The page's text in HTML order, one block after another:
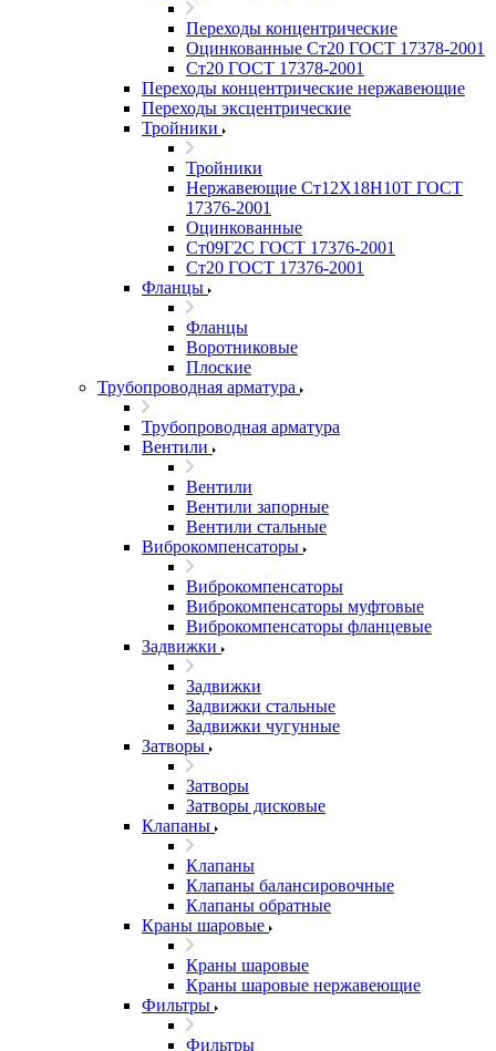
Переходы концентрические
Оцинкованные Ст20 ГОСТ 17378-2001
Ст20 ГОСТ 17378-2001
Переходы концентрические нержавеющие
Переходы эксцентрические
Тройники
Тройники
Нержавеющие Ст12Х18Н10Т ГОСТ
17376-2001
Оцинкованные
Ст09Г2С ГОСТ 17376-2001
Ст20 ГОСТ 17376-2001
Фланцы
Фланцы
Воротниковые
Плоские
Трубопроводная арматура
Трубопроводная арматура
Вентили
Вентили
Вентили запорные
Вентили стальные
Виброкомпенсаторы
Виброкомпенсаторы
Виброкомпенсаторы муфтовые
Виброкомпенсаторы фланцевые
Задвижки
Задвижки
Задвижки стальные
Задвижки чугунные
Затворы
Затворы
Затворы дисковые
Клапаны
Клапаны
Клапаны балансировочные
Клапаны обратные
Краны шаровые
Краны шаровые
Краны шаровые нержавеющие
Фильтры
Фильтры